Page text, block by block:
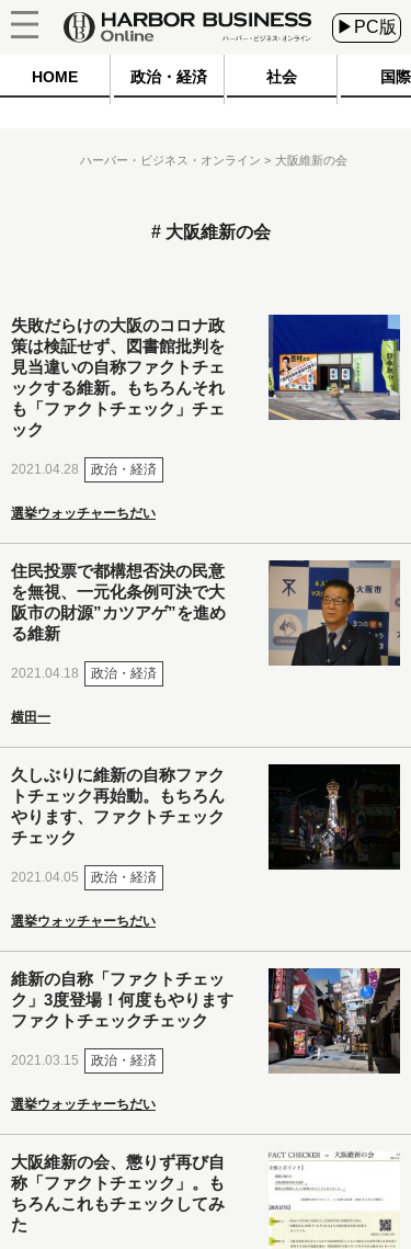
▶PC版
HOME 政治・経済 社会 国際
ハーバー・ビジネス・オンライン 大阪維新の会
大阪維新の会
失敗だらけの大阪のコロナ政
策は検証せず、図書館批判を
見当違いの自称ファクトチェ
ックする維新。もちろんそれ
も「ファクトチェック」チェ
ック
2021.04.28 政治・経済
選挙ウォッチャーちだい
住民投票で都構想否決の民意
を無視、一元化条例可決で大
阪市の財源”カツアゲ”を進め
る維新
2021.04.18 政治・経済
横田一
久しぶりに維新の自称ファク
トチェック再始動。もちろん
やります、ファクトチェック
チェック
2021.04.05 政治・経済
選挙ウォッチャーちだい
維新の自称「ファクトチェッ
ク」3度登場！何度もやります
ファクトチェックチェック
2021.03.15 政治・経済
選挙ウォッチャーちだい
大阪維新の会、懲りず再び自
称「ファクトチェック」。も
ちろんこれもチェックしてみ
た